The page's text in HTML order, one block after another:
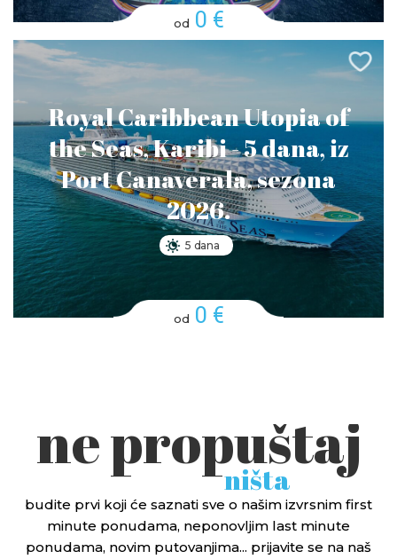
od 0 €
Royal Caribbean Utopia of
the Seas, Karibi - 5 dana, iz
Port Canaverala, sezona
2026.
5 dana
od 0 €
ne propuštaj
ništa
budite prvi koji će saznati sve o našim izvrsnim first
minute ponudama, neponovljim last minute
ponudama, novim putovanjima... prijavite se na naš